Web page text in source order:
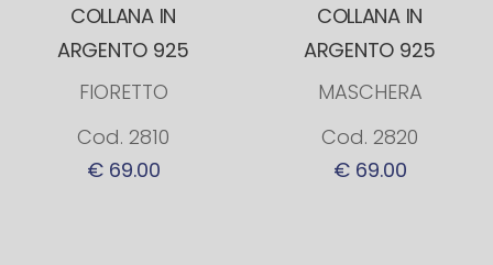
COLLANA IN
ARGENTO 925
FIORETTO
Cod. 2810
€ 69.00
COLLANA IN
ARGENTO 925
MASCHERA
Cod. 2820
€ 69.00